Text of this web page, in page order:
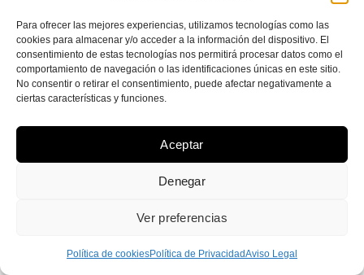
Para ofrecer las mejores experiencias, utilizamos tecnologías como las
cookies para almacenar y/o acceder a la información del dispositivo. El
consentimiento de estas tecnologías nos permitirá procesar datos como el
comportamiento de navegación o las identificaciones únicas en este sitio.
No consentir o retirar el consentimiento, puede afectar negativamente a
ciertas características y funciones.
Aceptar
Denegar
Ver preferencias
Política de cookiesPolítica de PrivacidadAviso Legal
Pastillero de bambú
11,90